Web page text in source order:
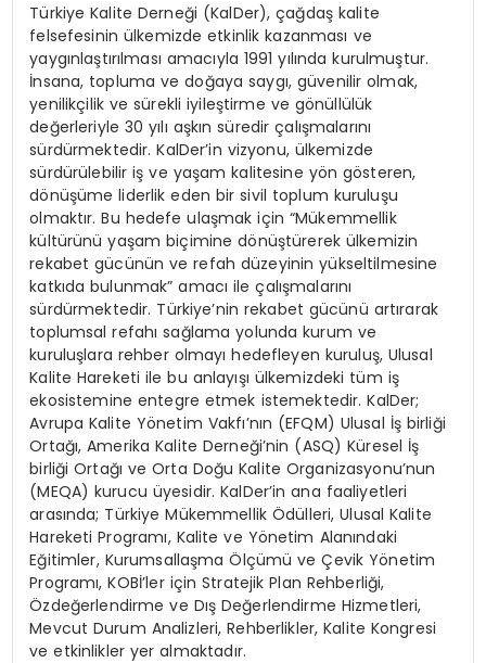
Türkiye Kalite Derneği (KalDer), çağdaş kalite
felsefesinin ülkemizde etkinlik kazanması ve
yaygınlaştırılması amacıyla 1991 yılında kurulmuştur.
İnsana, topluma ve doğaya saygı, güvenilir olmak,
yenilikçilik ve sürekli iyileştirme ve gönüllülük
değerleriyle 30 yılı aşkın süredir çalışmalarını
sürdürmektedir. KalDer’in vizyonu, ülkemizde
sürdürülebilir iş ve yaşam kalitesine yön gösteren,
dönüşüme liderlik eden bir sivil toplum kuruluşu
olmaktır. Bu hedefe ulaşmak için “Mükemmellik
kültürünü yaşam biçimine dönüştürerek ülkemizin
rekabet gücünün ve refah düzeyinin yükseltilmesine
katkıda bulunmak” amacı ile çalışmalarını
sürdürmektedir. Türkiye’nin rekabet gücünü artırarak
toplumsal refahı sağlama yolunda kurum ve
kuruluşlara rehber olmayı hedefleyen kuruluş, Ulusal
Kalite Hareketi ile bu anlayışı ülkemizdeki tüm iş
ekosistemine entegre etmek istemektedir. KalDer;
Avrupa Kalite Yönetim Vakfı’nın (EFQM) Ulusal İş birliği
Ortağı, Amerika Kalite Derneği’nin (ASQ) Küresel İş
birliği Ortağı ve Orta Doğu Kalite Organizasyonu’nun
(MEQA) kurucu üyesidir. KalDer’in ana faaliyetleri
arasında; Türkiye Mükemmellik Ödülleri, Ulusal Kalite
Hareketi Programı, Kalite ve Yönetim Alanındaki
Eğitimler, Kurumsallaşma Ölçümü ve Çevik Yönetim
Programı, KOBİ’ler için Stratejik Plan Rehberliği,
Özdeğerlendirme ve Dış Değerlendirme Hizmetleri,
Mevcut Durum Analizleri, Rehberlikler, Kalite Kongresi
ve etkinlikler yer almaktadır.